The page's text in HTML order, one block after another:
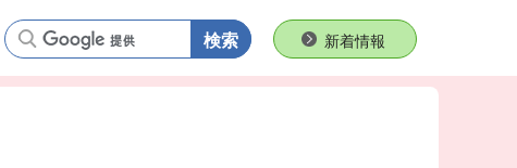
語句で検索新着情報